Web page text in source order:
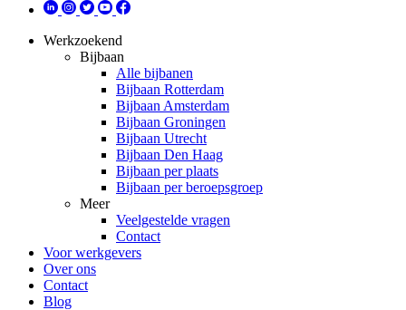
Werkzoekend
Bijbaan
Alle bijbanen
Bijbaan Rotterdam
Bijbaan Amsterdam
Bijbaan Groningen
Bijbaan Utrecht
Bijbaan Den Haag
Bijbaan per plaats
Bijbaan per beroepsgroep
Meer
Veelgestelde vragen
Contact
Voor werkgevers
Over ons
Contact
Blog